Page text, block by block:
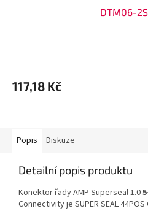
DTM06-
117,18 Kč
Popis Diskuze
Detailní popis produktu
Konektor řady AMP Superseal 1.0
Connectivity je SUPER SEAL 44POS